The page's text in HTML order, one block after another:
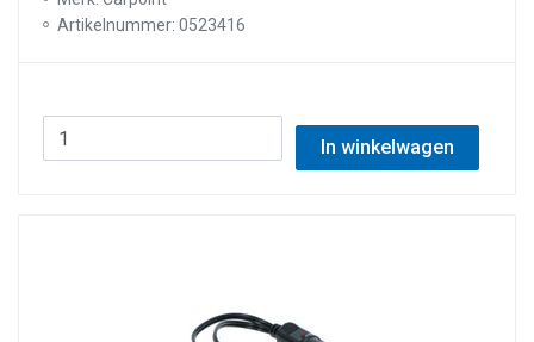
Artikelnummer: 0523416
In winkelwagen